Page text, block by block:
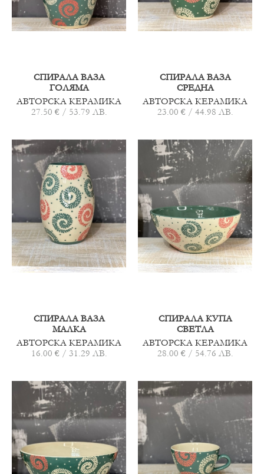
СПИРАЛА ВАЗА
ГОЛЯМА
АВТОРСКА КЕРАМИКА
27.50 € / 53.79 ЛВ.
СПИРАЛА ВАЗА
СРЕДНА
АВТОРСКА КЕРАМИКА
23.00 € / 44.98 ЛВ.
СПИРАЛА ВАЗА
МАЛКА
АВТОРСКА КЕРАМИКА
16.00 € / 31.29 ЛВ.
СПИРАЛА КУПА
СВЕТЛА
АВТОРСКА КЕРАМИКА
28.00 € / 54.76 ЛВ.